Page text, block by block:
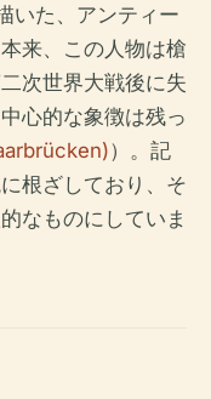
いた、アンティー
来、この人物は槍
次世界大戦後に失
心的な象徴は残っ
）。記
根ざしており、そ
なものにしていま